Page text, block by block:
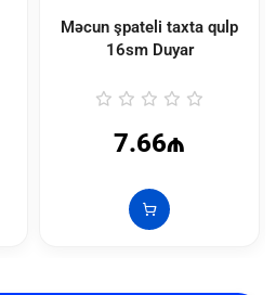
Məcun şpateli taxta qulp
16sm Duyar
7.66₼